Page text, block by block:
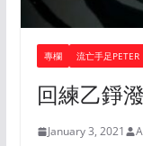
專欄 流亡手足PETER
回練乙錚
January 3, 2021